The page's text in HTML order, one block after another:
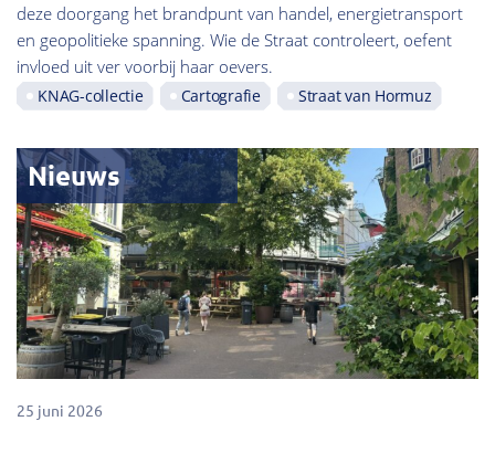
deze doorgang het brandpunt van handel, energietransport
en geopolitieke spanning. Wie de Straat controleert, oefent
invloed uit ver voorbij haar oevers.
KNAG-collectie Cartografie Straat van Hormuz
Nieuws
25 juni 2026